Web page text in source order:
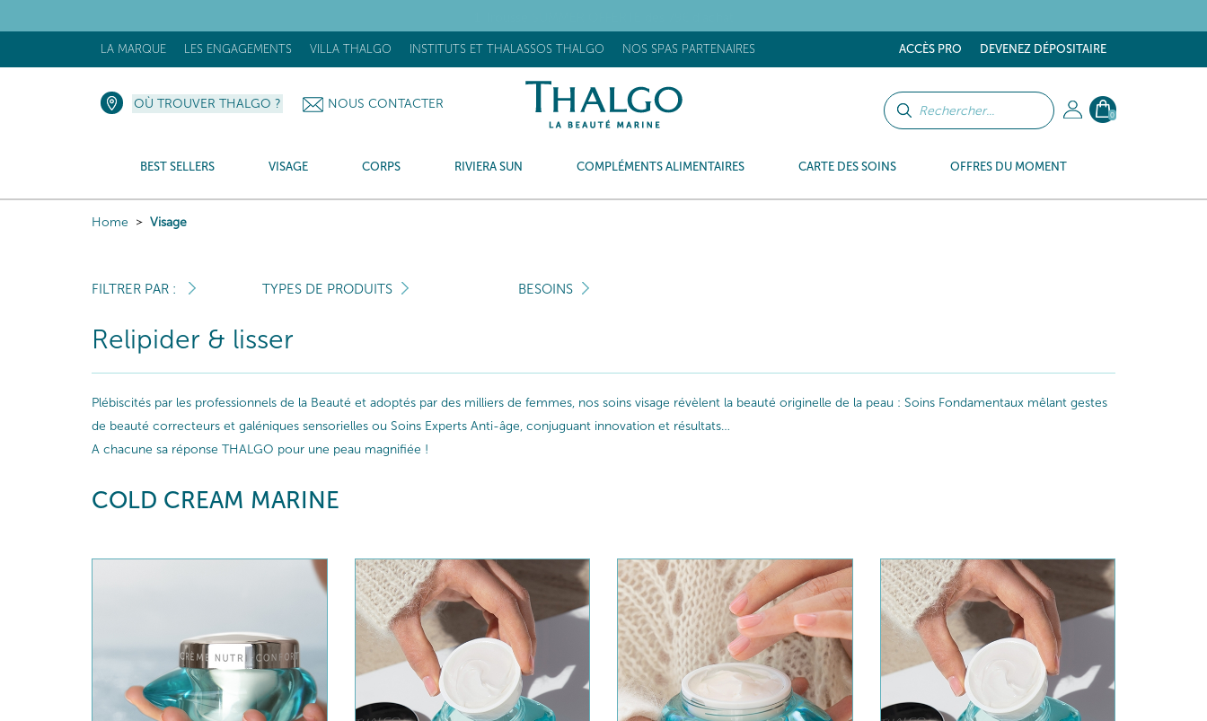
ACCÈS PRO DEVENEZ DÉPOSITAIRE
LA MARQUE LES ENGAGEMENTS VILLA THALGO INSTITUTS ET THALASSOS THALGO NOS SPAS PARTENAIRES
0
OÙ TROUVER THALGO ? NOUS CONTACTER
BEST SELLERS VISAGE CORPS RIVIERA SUN COMPLÉMENTS ALIMENTAIRES CARTE DES SOINS OFFRES DU MOMENT
Home Visage
FILTRER PAR : TYPES DE PRODUITS BESOINS
Relipider & lisser
Plébiscités par les professionnels de la Beauté et adoptés par des milliers de femmes, nos soins visage révèlent la beauté originelle de la peau : Soins Fondamentaux mêlant gestes
de beauté correcteurs et galéniques sensorielles ou Soins Experts Anti-âge, conjuguant innovation et résultats…
A chacune sa réponse THALGO pour une peau magnifiée !
COLD CREAM MARINE